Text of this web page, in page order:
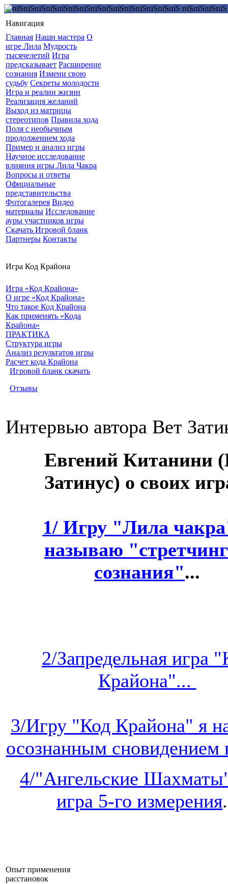
Навигация
Главная Наши мастера О
игре Лила Мудрость
тысячелетий Игра
предсказывает Расширение
сознания Измени свою
судьбу Секреты молодости
Игра и реалии жизни
Реализация желаний
Выход из матрицы
стереотипов Правила хода
Поля с необычным
продолжением хода
Пример и анализ игры
Научное исследование
влияния игры Лила Чакра
Вопросы и ответы
Официальные
представительства
Фотогалерея Видео
материалы Исследование
ауры участников игры
Скачать Игровой бланк
Партнеры Контакты
Игра Код Крайона
Игра «Код Крайона»
О игре «Код Крайона»
Что такое Код Крайона
Как применять «Кода
Крайона»
ПРАКТИКА
Структура игры
Анализ результатов игры
Расчет кода Крайона
Игровой бланк скачать
Отзывы
Интервью автора Вет
Евгений Китанини
Затинус) о своих
1/ Игру "Лила
называю
сознания"...
2/Запредельная игра
Крайона"...
3/Игру "Код Крайона" я
осознанным сновидением
4/"Ангельские
игра 5-го измерения
Опыт применения
расстановок